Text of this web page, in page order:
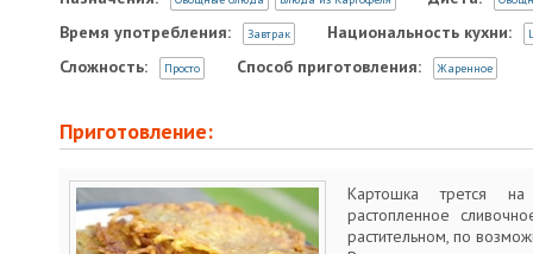
Время употребления: Завтрак Национальность кухни:
Сложность: Просто Способ приготовления: Жаренное
Приготовление:
Картошка трется
растопленное
растительном, по